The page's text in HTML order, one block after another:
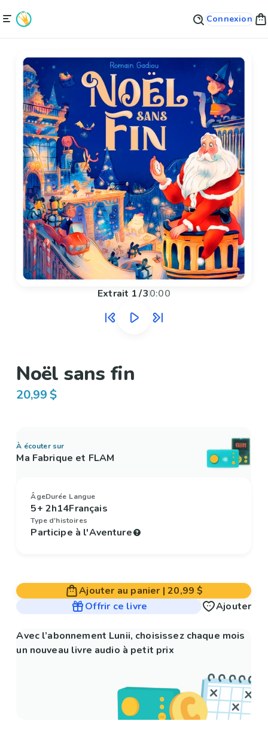
Connexion
Extrait 1/30:00
Noël sans fin
20,99 $
À écouter sur
Ma Fabrique et FLAM
Âge
5+
Durée
2h14
Langue
Français
Type d'histoires
Participe à l'Aventure
Ajouter au panier |20,99 $
Offrir ce livre
Ajouter
Avec l’abonnement Lunii, choisissez chaque mois
un nouveau livre audio à petit prix